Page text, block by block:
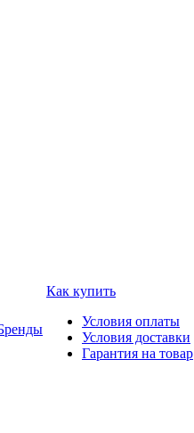
Как купить
Условия оплаты
Условия доставки
Гарантия на товар